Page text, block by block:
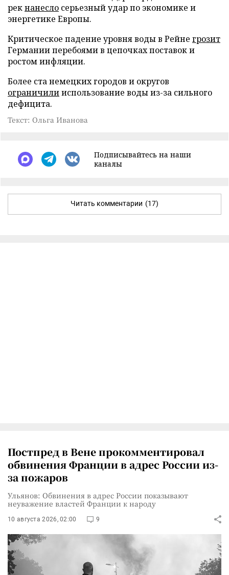
рекнанесло серьезный удар по экономике и
энергетике Европы.
Критическое падение уровня воды в Рейне грозит
Германии перебоями в цепочках поставок и
ростом инфляции.
Более ста немецких городов и округов
ограничилииспользование воды из-за сильного
дефицита.
Текст: Ольга Иванова
Подписывайтесь на наши
каналы
Читать комментарии (17)
Постпред в Вене прокомментировал
обвинения Франции в адрес России из-
за пожаров
Ульянов: Обвинения в адрес России показывают
неуважение властей Франции к народу
10 августа 2026, 02:00 9